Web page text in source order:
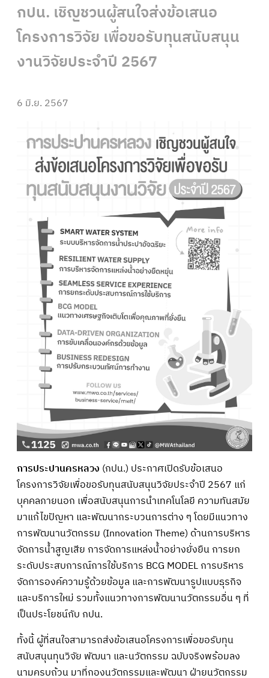
กปน. เชิญชวนผู้สนใจส่งข้อเสนอ
โครงการวิจัย เพื่อขอรับทุนสนับสนุน
งานวิจัยประจำปี 2567
6 มิ.ย. 2567
การประปานครหลวง (กปน.) ประกาศเปิดรับข้อเสนอ
โครงการวิจัยเพื่อขอรับทุนสนับสนุนวิจัยประจำปี 2567 แก่
บุคคลภายนอก เพื่อสนับสนุนการนำเทคโนโลยี ความทันสมัย
มาแก้ไขปัญหา และพัฒนากระบวนการต่าง ๆ โดยมีแนวทาง
การพัฒนานวัตกรรม (Innovation Theme) ด้านการบริหาร
จัดการน้ำสูญเสีย การจัดการแหล่งน้ำอย่างยั่งยืน การยก
ระดับประสบการณ์การใช้บริการ BCG MODEL การบริหาร
จัดการองค์ความรู้ด้วยข้อมูล และการพัฒนารูปแบบธุรกิจ
และบริการใหม่ รวมทั้งแนวทางการพัฒนานวัตกรรมอื่น ๆ ที่
เป็นประโยชน์กับ กปน.
ทั้งนี้ ผู้ที่สนใจสามารถส่งข้อเสนอโครงการเพื่อขอรับทุน
สนับสนุนทุนวิจัย พัฒนา และนวัตกรรม ฉบับจริงพร้อมลง
นามครบถ้วน มาที่กองนวัตกรรมและพัฒนา ฝ่ายนวัตกรรม